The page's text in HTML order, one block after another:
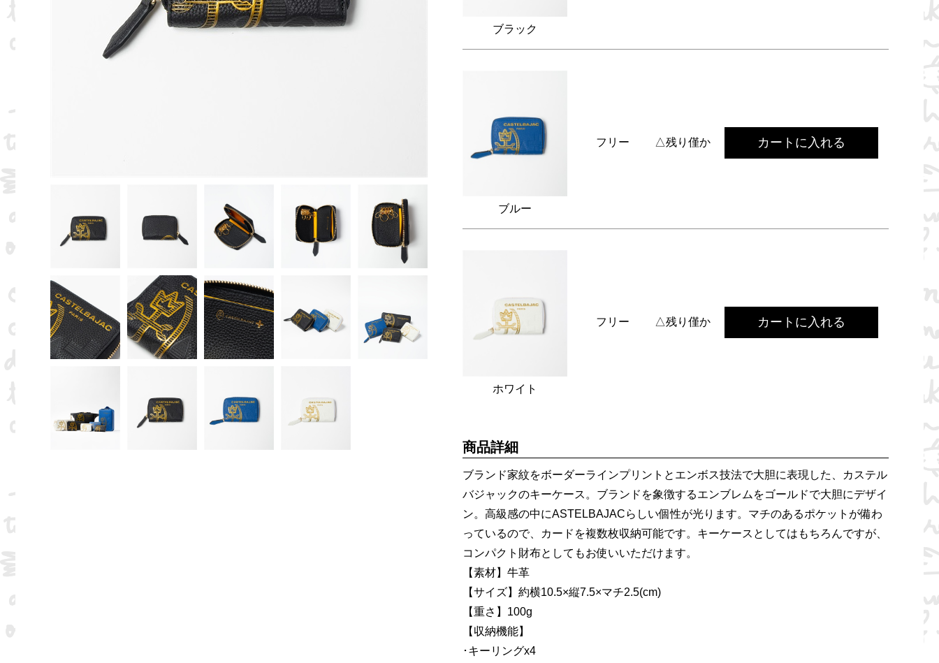
ブラック
ブルー
フリー △残り僅か カートに入れる
ホワイト
フリー △残り僅か カートに入れる
商品詳細
ブランド家紋をボーダーラインプリントとエンボス技法で大胆に表現した、カステル
バジャックのキーケース。ブランドを象徴するエンブレムをゴールドで大胆にデザイ
ン。高級感の中にASTELBAJACらしい個性が光ります。マチのあるポケットが備わ
っているので、カードを複数枚収納可能です。キーケースとしてはもちろんですが、
コンパクト財布としてもお使いいただけます。
【素材】牛革
【サイズ】約横10.5×縦7.5×マチ2.5(cm)
【重さ】100g
【収納機能】
･キーリングx4